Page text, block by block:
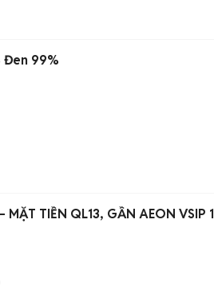
Đen 99%
TIỀN QL13, GẦN AEON VSIP 1